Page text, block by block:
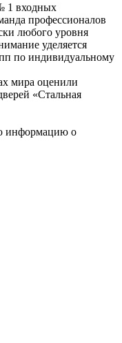
1 входных
профессионалов
любого уровня
уделяется
по индивидуальному
мира оценили
«Стальная
информацию о